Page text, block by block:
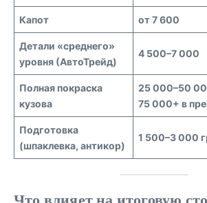
Капот от 7 600
Детали «среднего»
уровня (АвтоТрейд)
4 500–7 000
Полная покраска
кузова
25 000–50
75 000+ в
Подготовка
(шпаклевка, антикор)
1 500–3 000
Что влияет на итоговую